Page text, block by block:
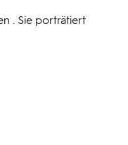
. Sie porträtiert